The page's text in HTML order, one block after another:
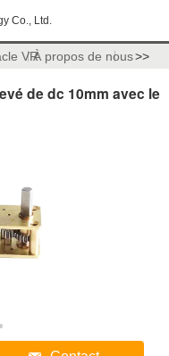
Co., Ltd.
VRÀ propos de nous>>
de dc 10mm avec le